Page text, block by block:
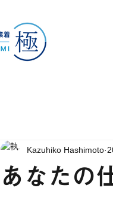
あなたの
Kazuhiko Hashimoto